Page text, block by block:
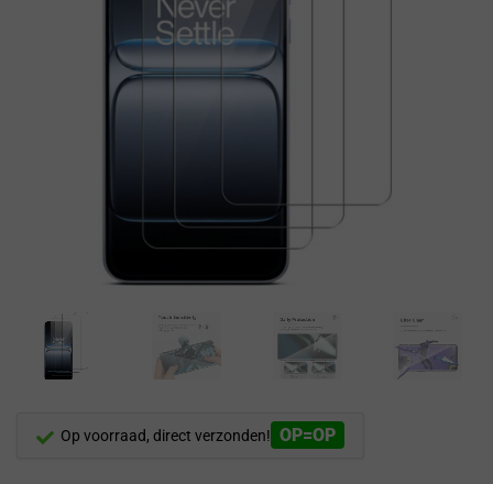
Op voorraad, direct verzonden! OP=OP